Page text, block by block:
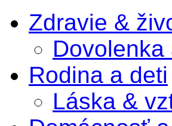
Zdravie &
Rodina a deti
Láska &